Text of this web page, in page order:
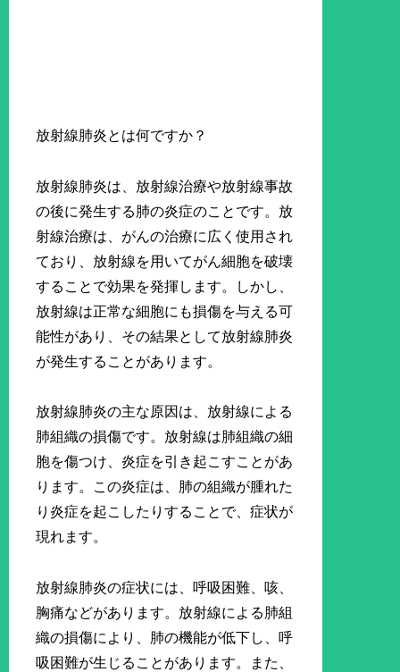
放射線肺炎とは何ですか？
放射線肺炎は、放射線治療や放射線事故
の後に発生する肺の炎症のことです。放
射線治療は、がんの治療に広く使用され
ており、放射線を用いてがん細胞を破壊
することで効果を発揮します。しかし、
放射線は正常な細胞にも損傷を与える可
能性があり、その結果として放射線肺炎
が発生することがあります。
放射線肺炎の主な原因は、放射線による
肺組織の損傷です。放射線は肺組織の細
胞を傷つけ、炎症を引き起こすことがあ
ります。この炎症は、肺の組織が腫れた
り炎症を起こしたりすることで、症状が
現れます。
放射線肺炎の症状には、呼吸困難、咳、
胸痛などがあります。放射線による肺組
織の損傷により、肺の機能が低下し、呼
吸困難が生じることがあります。また、